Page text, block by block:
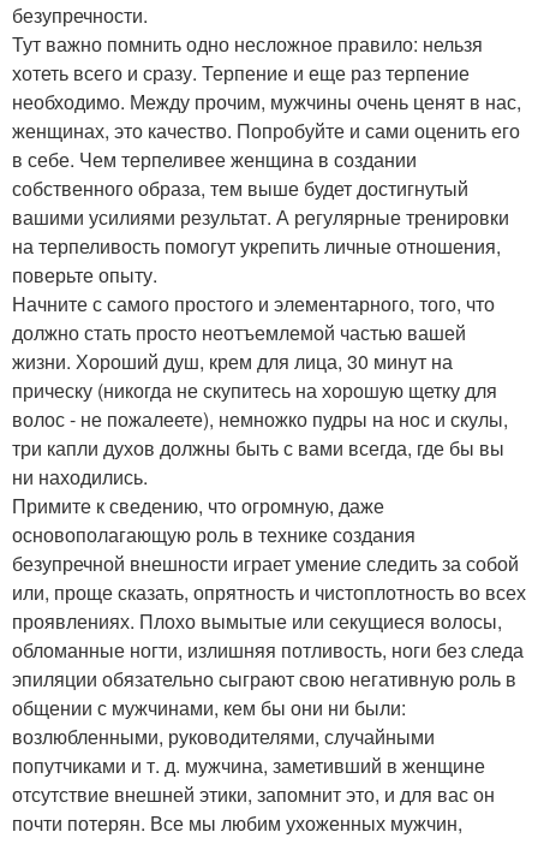
безупречности.
Тут важно помнить одно несложное правило: нельзя
хотеть всего и сразу. Терпение и еще раз терпение
необходимо. Между прочим, мужчины очень ценят в нас,
женщинах, это качество. Попробуйте и сами оценить его
в себе. Чем терпеливее женщина в создании
собственного образа, тем выше будет достигнутый
вашими усилиями результат. А регулярные тренировки
на терпеливость помогут укрепить личные отношения,
поверьте опыту.
Начните с самого простого и элементарного, того, что
должно стать просто неотъемлемой частью вашей
жизни. Хороший душ, крем для лица, 30 минут на
прическу (никогда не скупитесь на хорошую щетку для
волос - не пожалеете), немножко пудры на нос и скулы,
три капли духов должны быть с вами всегда, где бы вы
ни находились.
Примите к сведению, что огромную, даже
основополагающую роль в технике создания
безупречной внешности играет умение следить за собой
или, проще сказать, опрятность и чистоплотность во всех
проявлениях. Плохо вымытые или секущиеся волосы,
обломанные ногти, излишняя потливость, ноги без следа
эпиляции обязательно сыграют свою негативную роль в
общении с мужчинами, кем бы они ни были:
возлюбленными, руководителями, случайными
попутчиками и т. д. мужчина, заметивший в женщине
отсутствие внешней этики, запомнит это, и для вас он
почти потерян. Все мы любим ухоженных мужчин,